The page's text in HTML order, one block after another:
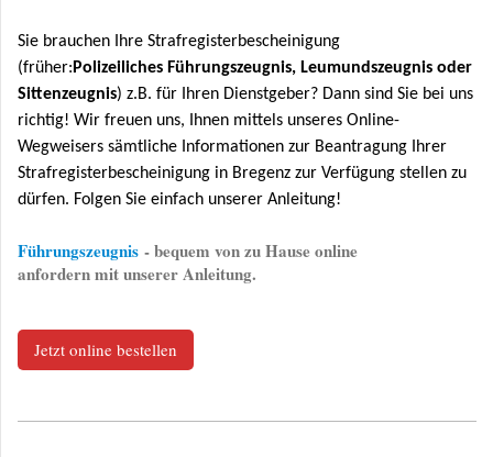
Sie brauchen Ihre Strafregisterbescheinigung
(früher: Polizeiliches Führungszeugnis, Leumundszeugnis oder
Sittenzeugnis) z.B. für Ihren Dienstgeber? Dann sind Sie bei uns
richtig! Wir freuen uns, Ihnen mittels unseres Online-
Wegweisers sämtliche Informationen zur Beantragung Ihrer
Strafregisterbescheinigung in Bregenz zur Verfügung stellen zu
dürfen. Folgen Sie einfach unserer Anleitung!
Führungszeugnis - bequem von zu Hause online
anfordern mit unserer Anleitung.
Jetzt online bestellen